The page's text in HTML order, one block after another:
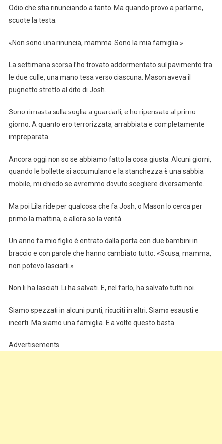
Odio che stia rinunciando a tanto. Ma quando provo a parlarne,
scuote la testa.
«Non sono una rinuncia, mamma. Sono la mia famiglia.»
La settimana scorsa l’ho trovato addormentato sul pavimento tra
le due culle, una mano tesa verso ciascuna. Mason aveva il
pugnetto stretto al dito di Josh.
Sono rimasta sulla soglia a guardarli, e ho ripensato al primo
giorno. A quanto ero terrorizzata, arrabbiata e completamente
impreparata.
Ancora oggi non so se abbiamo fatto la cosa giusta. Alcuni giorni,
quando le bollette si accumulano e la stanchezza è una sabbia
mobile, mi chiedo se avremmo dovuto scegliere diversamente.
Ma poi Lila ride per qualcosa che fa Josh, o Mason lo cerca per
primo la mattina, e allora so la verità.
Un anno fa mio figlio è entrato dalla porta con due bambini in
braccio e con parole che hanno cambiato tutto: «Scusa, mamma,
non potevo lasciarli.»
Non li ha lasciati. Li ha salvati. E, nel farlo, ha salvato tutti noi.
Siamo spezzati in alcuni punti, ricuciti in altri. Siamo esausti e
incerti. Ma siamo una famiglia. E a volte questo basta.
Advertisements